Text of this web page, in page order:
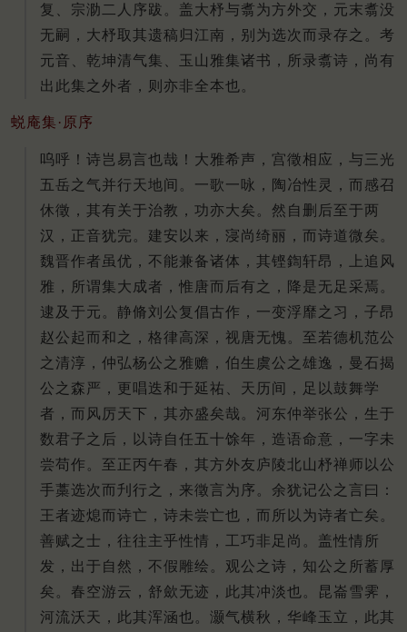
复、宗泐二人序跋。盖大杼与翥为方外交，元末翥没
无嗣，大杼取其遗稿归江南，别为选次而录存之。考
元音、乾坤清气集、玉山雅集诸书，所录翥诗，尚有
出此集之外者，则亦非全本也。
蜕庵集·原序
呜呼！诗岂易言也哉！大雅希声，宫徵相应，与三光
五岳之气并行天地间。一歌一咏，陶冶性灵，而感召
休徵，其有关于治教，功亦大矣。然自删后至于两
汉，正音犹完。建安以来，寖尚绮丽，而诗道微矣。
魏晋作者虽优，不能兼备诸体，其铿鍧轩昂，上追风
雅，所谓集大成者，惟唐而后有之，降是无足采焉。
逮及于元。静脩刘公复倡古作，一变浮靡之习，子昂
赵公起而和之，格律高深，视唐无愧。至若德机范公
之清淳，仲弘杨公之雅赡，伯生虞公之雄逸，曼石揭
公之森严，更唱迭和于延祐、天历间，足以鼓舞学
者，而风厉天下，其亦盛矣哉。河东仲举张公，生于
数君子之后，以诗自任五十馀年，造语命意，一字未
尝苟作。至正丙午春，其方外友庐陵北山杼禅师以公
手藁选次而刋行之，来徵言为序。余犹记公之言曰：
王者迹熄而诗亡，诗未尝亡也，而所以为诗者亡矣。
善赋之士，往往主乎性情，工巧非足尚。盖性情所
发，出于自然，不假雕绘。观公之诗，知公之所蓄厚
矣。春空游云，舒歛无迹，此其冲淡也。昆崙雪霁，
河流沃天，此其浑涵也。灏气横秋，华峰玉立，此其